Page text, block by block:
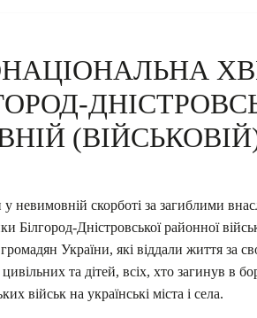
скорботі за загиблими
Білгород-Дністровської районної
України, які віддали життя за
та дітей, всіх, хто загинув в
військ на українські міста і села.